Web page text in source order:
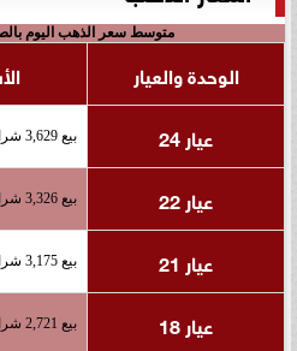
متوسط سعر الذهب اليوم
الوحدة والعيار
عيار 24
بيع 3,629 شراء 3,686
عيار 22 بيع 3,326 شراء 3,379
عيار 21 بيع 3,175 شراء 3,225
عيار 18 بيع 2,721 شراء 2,764